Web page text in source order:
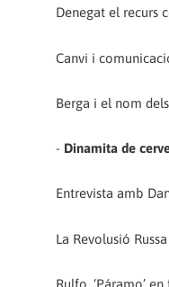
Denegat el recurs
Canvi i
Berga i el nom
- Dinamita de
Entrevista amb
La Revolusió
Rulfo, ‘Páramo’